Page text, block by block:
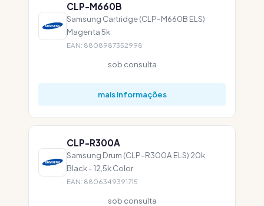
CLP-M660B
Samsung Cartridge (CLP-M660B ELS)
Magenta 5k
EAN: 8808987352998
sob consulta
mais informações
CLP-R300A
Samsung Drum (CLP-R300A ELS) 20k
Black - 12,5k Color
EAN: 8806349391715
sob consulta